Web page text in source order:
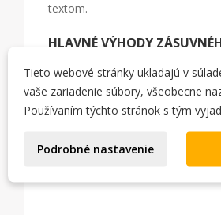
textom.
HLAVNÉ VÝHODY
možnosť vylúčiť/zahrnúť
alebo položky menu)
nastaviteľná výška
možnosť nastaviť posun tieňa
možnosť nastaviť počet
Tieto webové stránky ukladajú v
vaše zariadenie súbory, všeobecne
Používaním týchto stránok s tým
Podrobné nastavenie